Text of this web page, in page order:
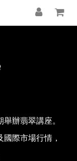
辦翡翠講座。
際市場行情，